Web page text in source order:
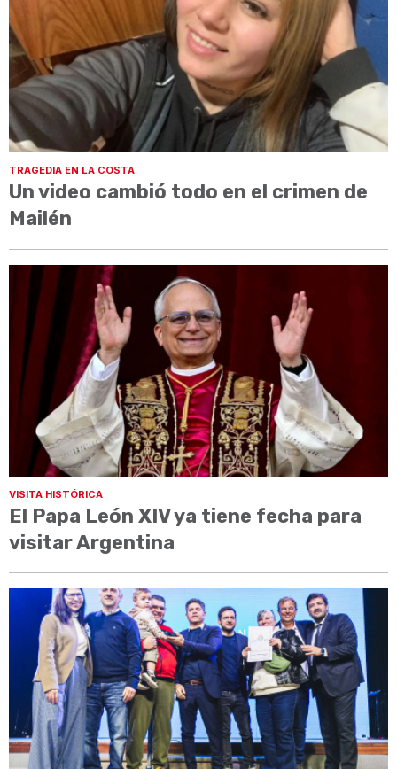
TRAGEDIA EN LA COSTA
Un video cambió todo en el crimen de
Mailén
VISITA HISTÓRICA
El Papa León XIV ya tiene fecha para
visitar Argentina